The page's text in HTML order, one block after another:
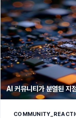
AI 커뮤니티가 분열된 지